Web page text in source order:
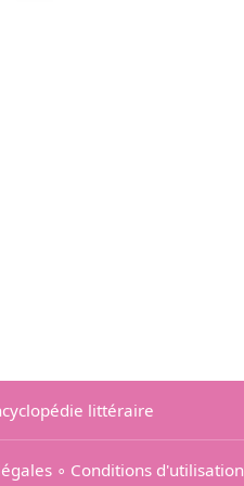
littéraire
∘ Conditions d'utilisation